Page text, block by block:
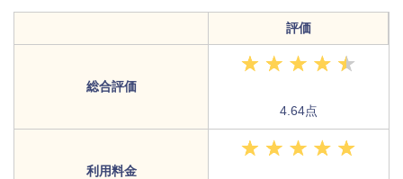
評価
総合評価
4.64点
利用料金